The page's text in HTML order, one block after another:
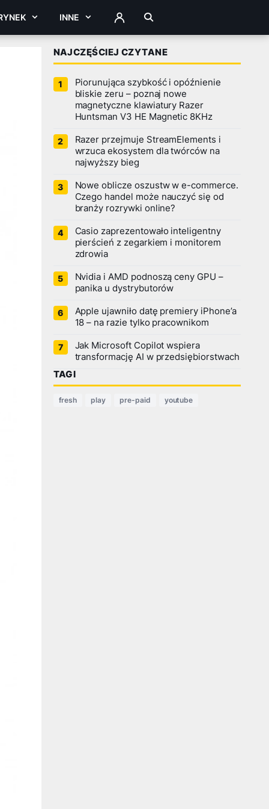
INNE ZALOGUJ
NAJCZĘŚCIEJ CZYTANE
Piorunująca szybkość i opóźnienie
bliskie zeru – poznaj nowe
magnetyczne klawiatury Razer
Huntsman V3 HE Magnetic 8KHz
Razer przejmuje StreamElements i
wrzuca ekosystem dla twórców na
najwyższy bieg
Nowe oblicze oszustw w e-commerce.
Czego handel może nauczyć się od
branży rozrywki online?
Casio zaprezentowało inteligentny
pierścień z zegarkiem i monitorem
zdrowia
Nvidia i AMD podnoszą ceny GPU –
panika u dystrybutorów
Apple ujawniło datę premiery iPhone’a
18 – na razie tylko pracownikom
Jak Microsoft Copilot wspiera
transformację AI w przedsiębiorstwach
TAGI
fresh play pre-paid youtube